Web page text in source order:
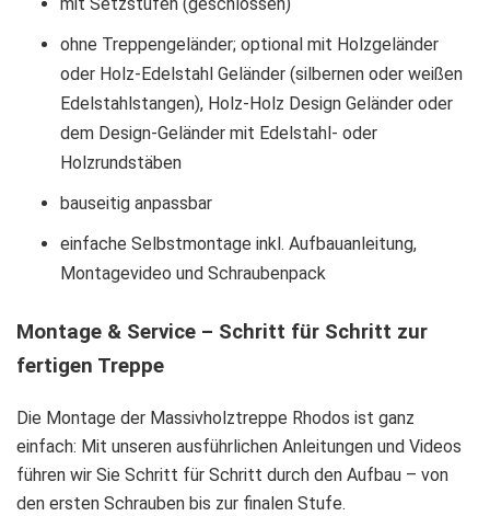
ohne Treppengeländer; optional mit Holzgeländer
oder Holz-Edelstahl Geländer (silbernen oder weißen
Edelstahlstangen), Holz-Holz Design Geländer oder
dem Design-Geländer mit Edelstahl- oder
Holzrundstäben
bauseitig anpassbar
einfache Selbstmontage inkl. Aufbauanleitung,
Montagevideo und Schraubenpack
Montage & Service – Schritt für Schritt zur
fertigen Treppe
Die Montage der Massivholztreppe Rhodos ist ganz
einfach: Mit unseren ausführlichen Anleitungen und Videos
führen wir Sie Schritt für Schritt durch den Aufbau – von
den ersten Schrauben bis zur finalen Stufe.